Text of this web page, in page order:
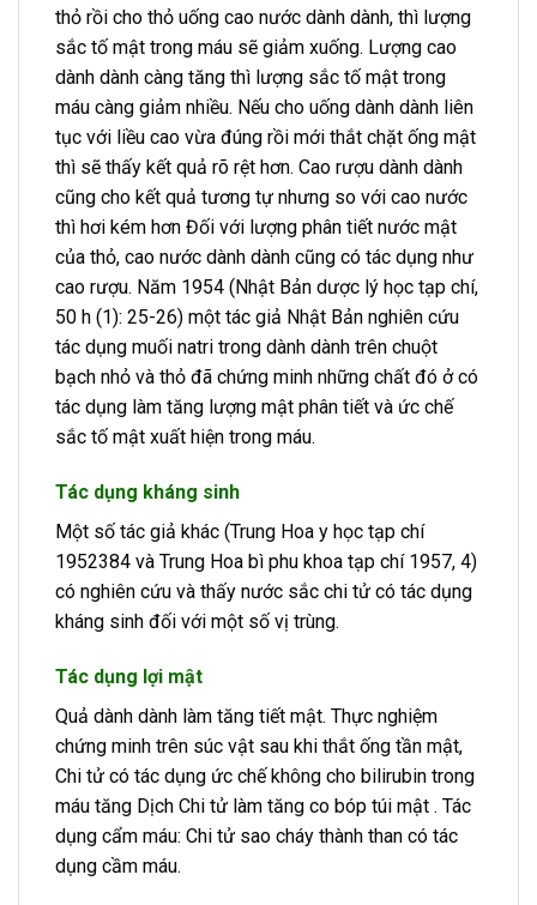
thỏ rồi cho thỏ uống cao nước dành dành, thì lượng
sắc tố mật trong máu sẽ giảm xuống. Lượng cao
dành dành càng tăng thì lượng sắc tố mật trong
máu càng giảm nhiều. Nếu cho uống dành dành liên
tục với liều cao vừa đúng rồi mới thắt chặt ống mật
thì sẽ thấy kết quả rõ rệt hơn. Cao rượu dành dành
cũng cho kết quả tương tự nhưng so với cao nước
thì hơi kém hơn Đối với lượng phân tiết nước mật
của thỏ, cao nước dành dành cũng có tác dụng như
cao rượu. Năm 1954 (Nhật Bản dược lý học tạp chí,
50 h (1): 25-26) một tác giả Nhật Bản nghiên cứu
tác dụng muối natri trong dành dành trên chuột
bạch nhỏ và thỏ đã chứng minh những chất đó ở có
tác dụng làm tăng lượng mật phân tiết và ức chế
sắc tố mật xuất hiện trong máu.
Tác dụng kháng sinh
Một số tác giả khác (Trung Hoa y học tạp chí
1952384 và Trung Hoa bì phu khoa tạp chí 1957, 4)
có nghiên cứu và thấy nước sắc chi tử có tác dụng
kháng sinh đối với một số vị trùng.
Tác dụng lợi mật
Quả dành dành làm tăng tiết mật. Thực nghiệm
chứng minh trên súc vật sau khi thắt ống tần mật,
Chi tử có tác dụng ức chế không cho bilirubin trong
máu tăng Dịch Chi tử làm tăng co bóp túi mật . Tác
dụng cẩm máu: Chi tử sao cháy thành than có tác
dụng cầm máu.